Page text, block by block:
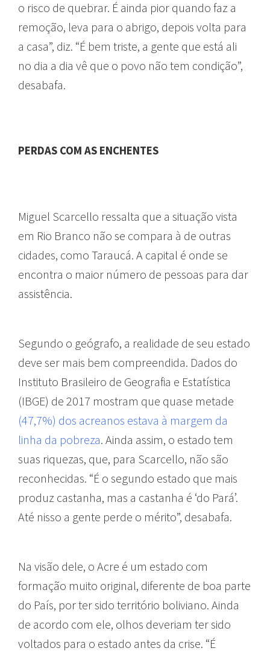
o risco de quebrar. É ainda pior quando faz a
remoção, leva para o abrigo, depois volta para
a casa”, diz. “É bem triste, a gente que está ali
no dia a dia vê que o povo não tem condição”,
desabafa.
PERDAS COM AS ENCHENTES
Miguel Scarcello ressalta que a situação vista
em Rio Branco não se compara à de outras
cidades, como Taraucá. A capital é onde se
encontra o maior número de pessoas para dar
assistência.
Segundo o geógrafo, a realidade de seu estado
deve ser mais bem compreendida. Dados do
Instituto Brasileiro de Geografia e Estatística
(IBGE) de 2017 mostram que quase metade
(47,7%) dos acreanos estava à margem da
linha da pobreza. Ainda assim, o estado tem
suas riquezas, que, para Scarcello, não são
reconhecidas. “É o segundo estado que mais
produz castanha, mas a castanha é ‘do Pará’.
Até nisso a gente perde o mérito”, desabafa.
Na visão dele, o Acre é um estado com
formação muito original, diferente de boa parte
do País, por ter sido território boliviano. Ainda
de acordo com ele, olhos deveriam ter sido
voltados para o estado antes da crise. “É